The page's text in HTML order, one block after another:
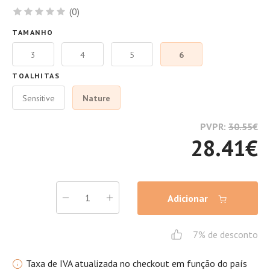
(0)
TAMANHO
3 4 5 6
TOALHITAS
Sensitive Nature
PVPR: 30.55€
28.41€
Adicionar
7% de desconto
Taxa de IVA atualizada no checkout em função do país